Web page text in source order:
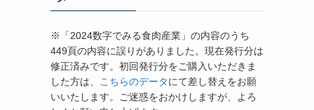
※「2024数字でみる食肉産業」の内容のうち
449頁の内容に誤りがありました。現在発行分は
修正済みです。初回発行分をご購入いただきま
した方は、
こちらのデータにて差し替えをお願
いいたします。ご迷惑をおかけしますが、よろ